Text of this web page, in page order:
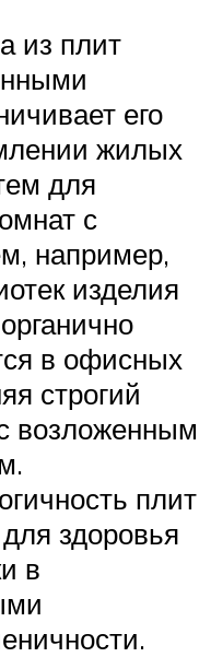
из плит
его
жилых
для
с
например,
изделия
в офисных
строгий
возложенным
плит
здоровья
в